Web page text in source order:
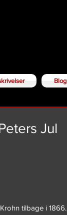
Blog
Jul
tilbage i 1866.